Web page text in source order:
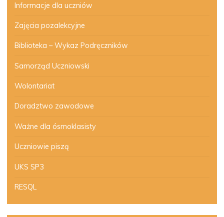
Informacje dla uczniów
Zajęcia pozalekcyjne
Biblioteka – Wykaz Podręczników
Samorząd Uczniowski
Wolontariat
Doradztwo zawodowe
Ważne dla ósmoklasisty
Uczniowie piszą
UKS SP3
RESQL